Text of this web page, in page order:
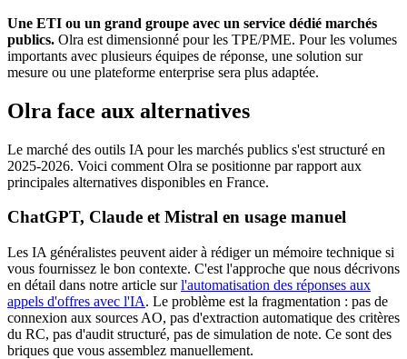
Une ETI ou un grand groupe avec un service dédié marchés
publics. Olra est dimensionné pour les TPE/PME. Pour les volumes
importants avec plusieurs équipes de réponse, une solution sur
mesure ou une plateforme enterprise sera plus adaptée.
Olra face aux alternatives
Le marché des outils IA pour les marchés publics s'est structuré en
2025-2026. Voici comment Olra se positionne par rapport aux
principales alternatives disponibles en France.
ChatGPT, Claude et Mistral en usage manuel
Les IA généralistes peuvent aider à rédiger un mémoire technique si
vous fournissez le bon contexte. C'est l'approche que nous décrivons
en détail dans notre article surl'automatisation des réponses aux
appels d'offres avec l'IA. Le problème est la fragmentation : pas de
connexion aux sources AO, pas d'extraction automatique des critères
du RC, pas d'audit structuré, pas de simulation de note. Ce sont des
briques que vous assemblez manuellement.